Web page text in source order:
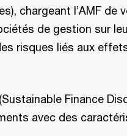
chargeant l’AMF de
de gestion sur
risques liés aux
Finance
avec des